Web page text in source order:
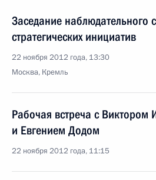
Заседание наблюдательного
стратегических инициатив
22 ноября 2012 года, 13:30
Москва, Кремль
Рабочая встреча с
и Евгением Додом
22 ноября 2012 года, 11:15